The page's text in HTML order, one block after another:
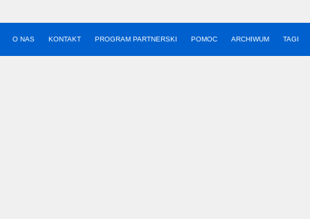
O NAS KONTAKT PROGRAM PARTNERSKI POMOC ARCHIWUM TAGI